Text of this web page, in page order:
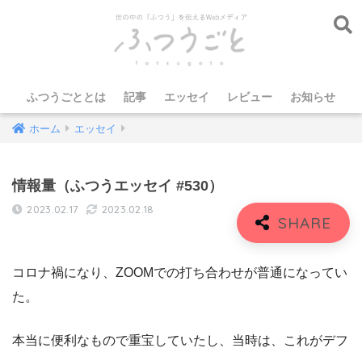
ふつうごととは 記事 エッセイ レビュー お知らせ
ホーム エッセイ
情報量（ふつうエッセイ #530）
2023.02.17 2023.02.18
コロナ禍になり、ZOOMでの打ち合わせが普通になってい
た。
本当に便利なもので重宝していたし、当時は、これがデフ